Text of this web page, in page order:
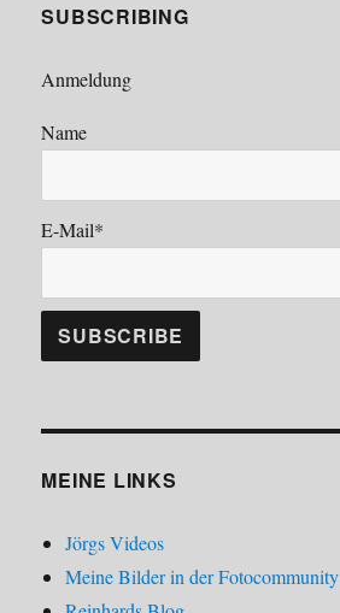
SUBSCRIBING
Anmeldung
Name
E-Mail*
MEINE LINKS
Jörgs Videos
Meine Bilder in der Fotocommunity